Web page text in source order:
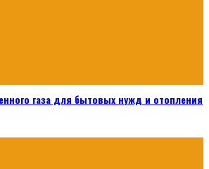
газа для бытовых нужд и отопления